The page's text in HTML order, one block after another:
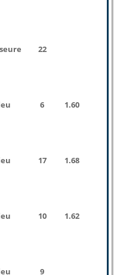
22
6 1.60
17 1.68
10 1.62
9